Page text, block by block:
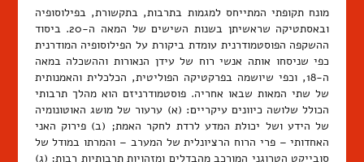
מונח תקופתי המתייחס למגמות בתרבות, בתקשורת, בפילוסופיה
ובאסתטיקה שראשיתן בשנות השישים של המאה ה-20. ביסוד
ההשקפה הפוסטמודרנית עומדת ביקורת על הפילוסופיה המודרנית
כפי שניסחו אותה אנשי רוח של עידן הנאורות וההשכלה במאה
ה-18, וכפי שיושמה בפרקטיקה הפוליטית, הכלכלית והאמנותית
של שתי המאות שבאו אחריה. פוסטמודרניזם הוא מהלך תרבותי
הכולל שלושה כיוונים עיקריים: (א) ערעור של מושג האוטונומיה
של הידע ושל יכולת המדע לרדת לחקר האמת; (ב) פירוק האני
האחדותי – פרי הרוח הרציונלית של המערב – והמרתו במודל של
סובייקט הטרוגני המורכב מהבדלים ומזהויות תרבותיות רבות; (ג)